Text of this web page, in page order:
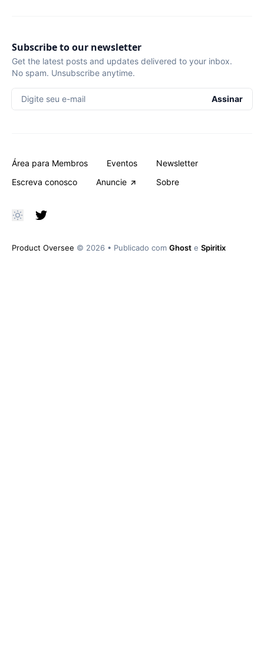
Subscribe to our newsletter
Get the latest posts and updates delivered to your inbox.
No spam. Unsubscribe anytime.
Digite seu e-mail Assinar
Área para Membros Eventos
Newsletter
Escreva conosco
Anuncie Sobre
Product Oversee © 2026 • Publicado com Ghost e Spiritix